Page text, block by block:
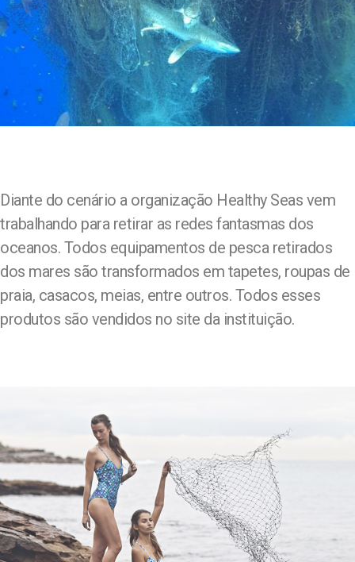
Diante do cenário a organização Healthy Seas vem
trabalhando para retirar as redes fantasmas dos
oceanos. Todos equipamentos de pesca retirados
dos mares são transformados em tapetes, roupas de
praia, casacos, meias, entre outros. Todos esses
produtos são vendidos no site da instituição.